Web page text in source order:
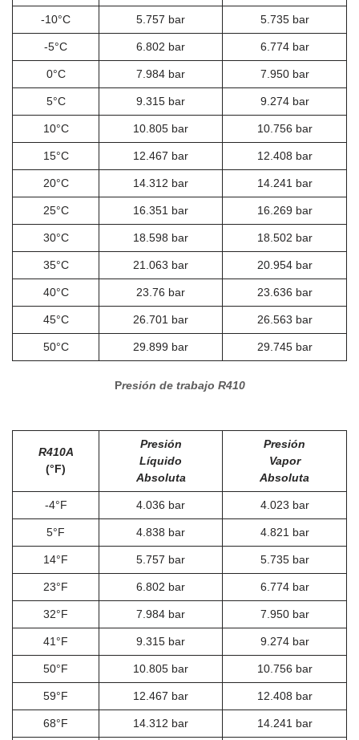
-10°C 5.757 bar 5.735 bar
-5°C 6.802 bar 6.774 bar
0°C 7.984 bar 7.950 bar
5°C 9.315 bar 9.274 bar
10°C 10.805 bar 10.756 bar
15°C 12.467 bar 12.408 bar
20°C 14.312 bar 14.241 bar
25°C 16.351 bar 16.269 bar
30°C 18.598 bar 18.502 bar
35°C 21.063 bar 20.954 bar
40°C 23.76 bar 23.636 bar
45°C 26.701 bar 26.563 bar
50°C 29.899 bar 29.745 bar
Presión de trabajo R410
R410A
(°F)
Presión
Líquido
Absoluta
Presión
Vapor
Absoluta
-4°F 4.036 bar 4.023 bar
5°F 4.838 bar 4.821 bar
14°F 5.757 bar 5.735 bar
23°F 6.802 bar 6.774 bar
32°F 7.984 bar 7.950 bar
41°F 9.315 bar 9.274 bar
50°F 10.805 bar 10.756 bar
59°F 12.467 bar 12.408 bar
68°F 14.312 bar 14.241 bar